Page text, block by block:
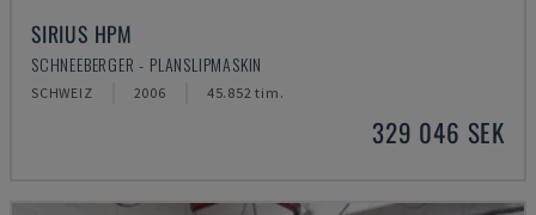
SIRIUS HPM
SCHNEEBERGER - PLANSLIPMASKIN
SCHWEIZ 2006 45.852 tim.
329 046 SEK